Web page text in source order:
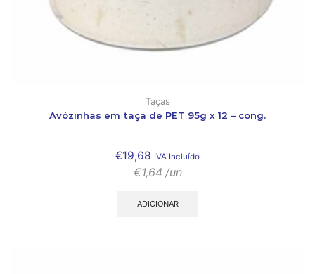
Taças
Avózinhas em taça de PET 95g x 12 – cong.
€19,68 IVA Incluído
€1,64 /un
ADICIONAR